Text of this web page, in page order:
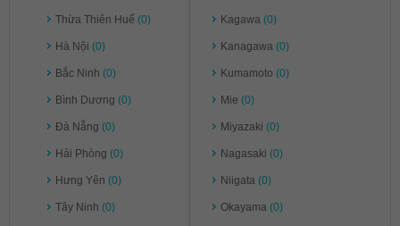
Thừa Thiên Huế (0)
Hà Nội (0)
Bắc Ninh (0)
Bình Dương (0)
Đà Nẵng (0)
Hải Phòng (0)
Hưng Yên (0)
Tây Ninh (0)
Kagawa (0)
Kanagawa (0)
Kumamoto (0)
Mie (0)
Miyazaki (0)
Nagasaki (0)
Niigata (0)
Okayama (0)